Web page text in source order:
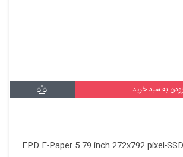
به سبد خرید
EPD E-Paper 5.79 inch 272x792 pixel-